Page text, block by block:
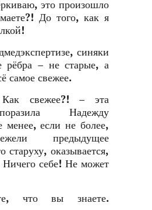
это произошло
До того, как я
синяки
рёбра – не старые, а
самое свежее.
свежее?! – эта
Надежду
менее, если не более,
предыдущее
старуху, оказывается,
Ничего себе! Не может
что вы знаете.